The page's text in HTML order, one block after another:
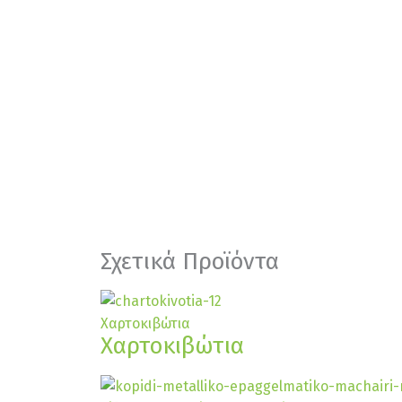
Σχετικά Προϊόντα
Χαρτοκιβώτια
Χαρτοκιβώτια